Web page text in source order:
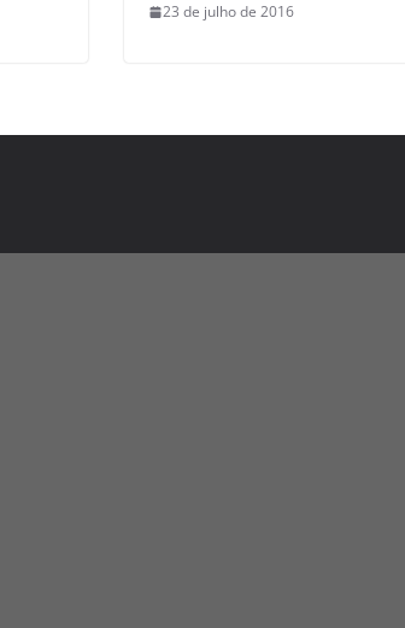
23 de julho de 2016